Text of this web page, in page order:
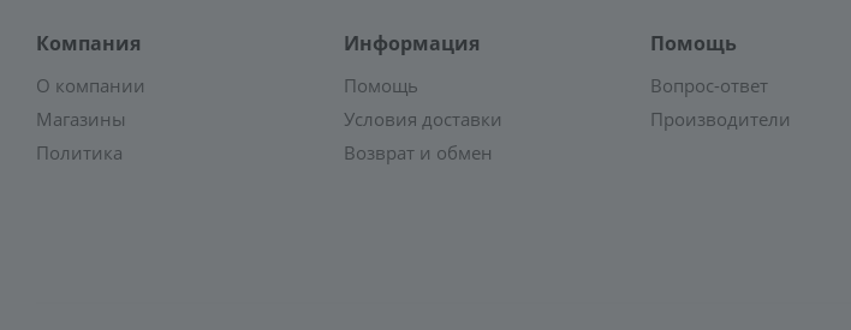
Компания
О компании
Магазины
Политика
Информация
Помощь
Условия доставки
Возврат и обмен
Помощь
Вопрос-ответ
Производители